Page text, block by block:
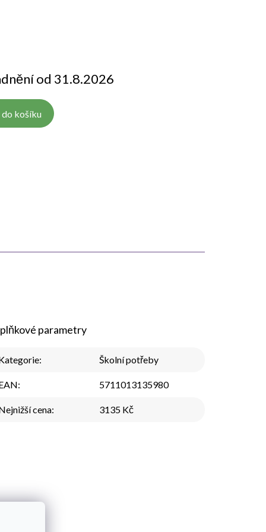
od 31.8.2026
košíku
parametry
: Školní potřeby
: 5711013135980
cena: 3135 Kč